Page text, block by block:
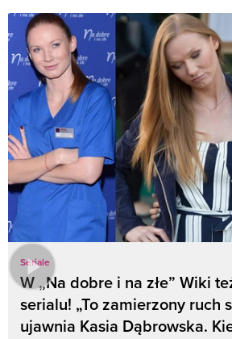
Seriale
W „Na dobre i na złe” Wiki
serialu! „To zamierzony ruch
ujawnia Kasia Dąbrowska.